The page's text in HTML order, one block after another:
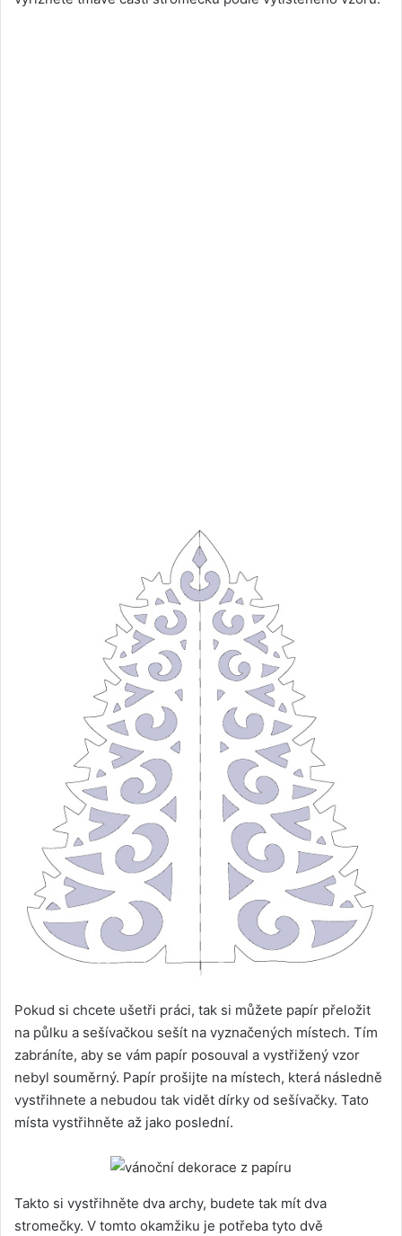
Pokud si chcete ušetři práci, tak si můžete papír přeložit
na půlku a sešívačkou sešít na vyznačených místech. Tím
zabráníte, aby se vám papír posouval a vystřižený vzor
nebyl souměrný. Papír prošijte na místech, která následně
vystřihnete a nebudou tak vidět dírky od sešívačky. Tato
místa vystřihněte až jako poslední.
Takto si vystřihněte dva archy, budete tak mít dva
stromečky. V tomto okamžiku je potřeba tyto dvě